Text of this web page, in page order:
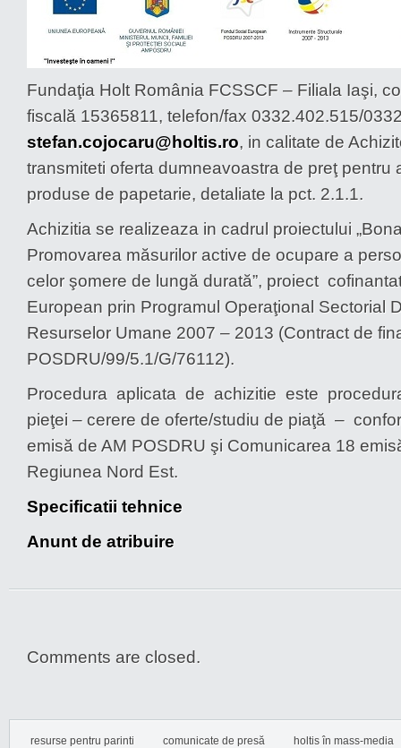
Fundaţia Holt România FCSSCF – Filiala Iaşi,
fiscală 15365811, telefon/fax 0332.402.515/
stefan.cojocaru@holtis.ro, in calitate de
transmiteti oferta dumneavoastra de preţ pentru
produse de papetarie, detaliate la pct. 2.1.1.
Achizitia se realizeaza in cadrul proiectului
Promovarea măsurilor active de ocupare a
celor şomere de lungă durată”, proiect
European prin Programul Operaţional Sectorial
Resurselor Umane 2007 – 2013 (Contract de
POSDRU/99/5.1/G/76112).
Procedura aplicata de achizitie este
pieţei – cerere de oferte/studiu de piaţă –
emisă de AM POSDRU şi Comunicarea 18
Regiunea Nord Est.
Specificatii tehnice
Anunt de atribuire
Comments are closed.
resurse pentru parinti comunicate de presă holtis în mass-media